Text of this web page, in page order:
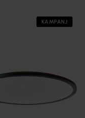
KAMPANJ